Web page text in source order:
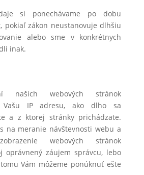
si ponechávame po dobu
pokiaľ zákon neustanovuje dlhšiu
alebo sme v konkrétnych
inak.
našich webových stránok
Vašu IP adresu, ako dlho sa
a z ktorej stránky prichádzate.
na meranie návštevnosti webu a
webových stránok
oprávnený záujem správcu, lebo
Vám môžeme ponúknuť ešte